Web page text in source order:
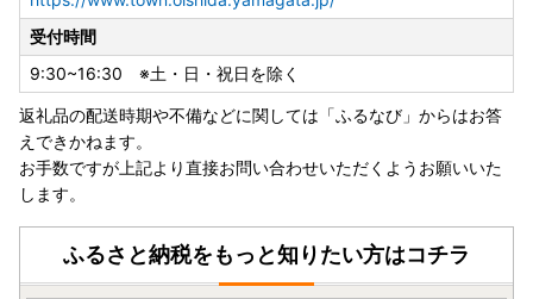
受付時間
9:30~16:30 ※土・日・祝日を除く
返礼品の配送時期や不備などに関しては「ふるなび」からはお答
えできかねます。
お手数ですが上記より直接お問い合わせいただくようお願いいた
します。
ふるさと納税をもっと知りたい方はコチラ